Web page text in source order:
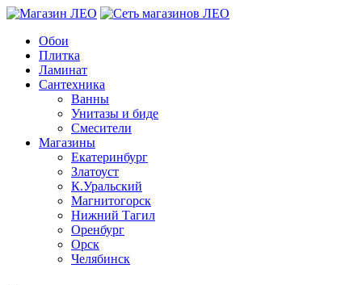
Обои
Плитка
Ламинат
Сантехника
Ванны
Унитазы и биде
Смесители
Магазины
Екатеринбург
Златоуст
К.Уральский
Магнитогорск
Нижний Тагил
Оренбург
Орск
Челябинск